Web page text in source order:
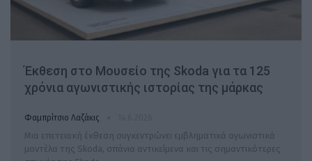
Έκθεση στο Μουσείο της Skoda για τα 125
χρόνια αγωνιστικής ιστορίας της μάρκας
Φαμπρίτσιο Λαζάκις
Μια επετειακή έκθεση συγκεντρώνει εμβληματικά αγωνιστικά
μοντέλα της Skoda, σπάνια αντικείμενα και τις σημαντικότερες